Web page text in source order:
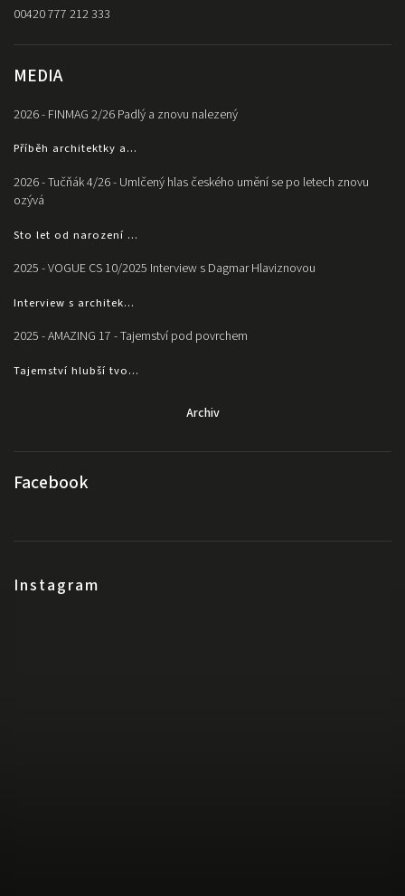
00420 777 212 333
MEDIA
2026 - FINMAG 2/26 Padlý a znovu nalezený
Příběh architektky a...
2026 - Tučňák 4/26 - Umlčený hlas českého umění se po letech znovu
ozývá
Sto let od narození ...
2025 - VOGUE CS 10/2025 Interview s Dagmar Hlaviznovou
Interview s architek...
2025 - AMAZING 17 - Tajemství pod povrchem
Tajemství hlubší tvo...
Archiv
Facebook
Instagram